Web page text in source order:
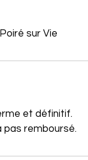
sur Vie
et définitif.
pas remboursé.